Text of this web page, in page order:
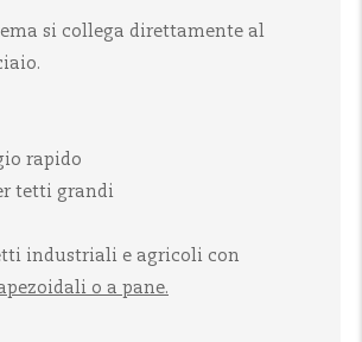
si collega direttamente al
rapido
tetti grandi
industriali e agricoli con
o a pane.